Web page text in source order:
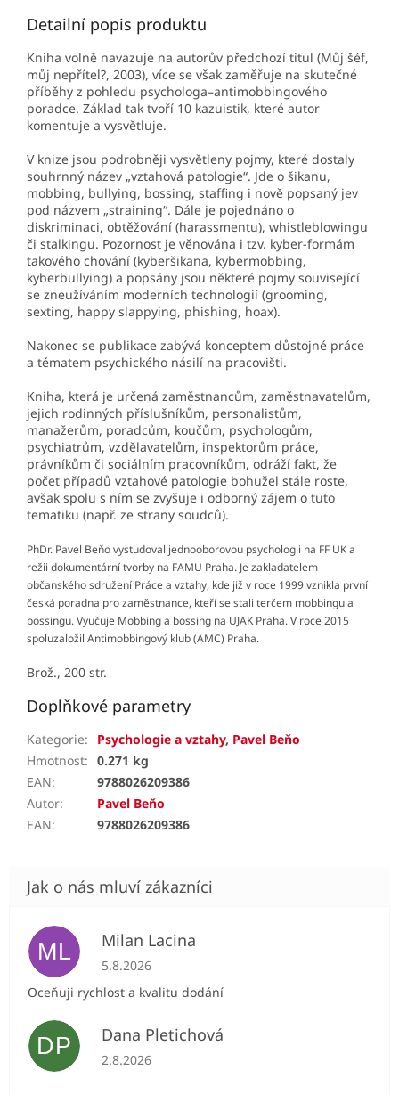
Detailní popis produktu
Kniha volně navazuje na autorův předchozí titul (Můj šéf,
můj nepřítel?, 2003), více se však zaměřuje na skutečné
příběhy z pohledu psychologa–antimobbingového
poradce. Základ tak tvoří 10 kazuistik, které autor
komentuje a vysvětluje.
V knize jsou podrobněji vysvětleny pojmy, které dostaly
souhrnný název „vztahová patologie“. Jde o šikanu,
mobbing, bullying, bossing, staffing i nově popsaný jev
pod názvem „straining“. Dále je pojednáno o
diskriminaci, obtěžování (harassmentu), whistleblowingu
či stalkingu. Pozornost je věnována i tzv. kyber-formám
takového chování (kyberšikana, kybermobbing,
kyberbullying) a popsány jsou některé pojmy související
se zneužíváním moderních technologií (grooming,
sexting, happy slappying, phishing, hoax).
Nakonec se publikace zabývá konceptem důstojné práce
a tématem psychického násilí na pracovišti.
Kniha, která je určená zaměstnancům, zaměstnavatelům,
jejich rodinných příslušníkům, personalistům,
manažerům, poradcům, koučům, psychologům,
psychiatrům, vzdělavatelům, inspektorům práce,
právníkům či sociálním pracovníkům, odráží fakt, že
počet případů vztahové patologie bohužel stále roste,
avšak spolu s ním se zvyšuje i odborný zájem o tuto
tematiku (např. ze strany soudců).
PhDr. Pavel Beňo vystudoval jednooborovou psychologii na FF UK a
režii dokumentární tvorby na FAMU Praha. Je zakladatelem
občanského sdružení Práce a vztahy, kde již v roce 1999 vznikla první
česká poradna pro zaměstnance, kteří se stali terčem mobbingu a
bossingu. Vyučuje Mobbing a bossing na UJAK Praha. V roce 2015
spoluzaložil Antimobbingový klub (AMC) Praha.
Brož., 200 str.
Doplňkové parametry
Kategorie: Psychologie a vztahy, Pavel Beňo
Hmotnost: 0.271 kg
EAN:
9788026209386
Autor:
Pavel Beňo
EAN: 9788026209386
ML Milan Lacina
Hodnocení obchodu je 5 z 5 hvězdiček.
5.8.2026
Oceňuji rychlost a kvalitu dodání
DP Dana Pletichová
Hodnocení obchodu je 5 z 5 hvězdiček.
2.8.2026